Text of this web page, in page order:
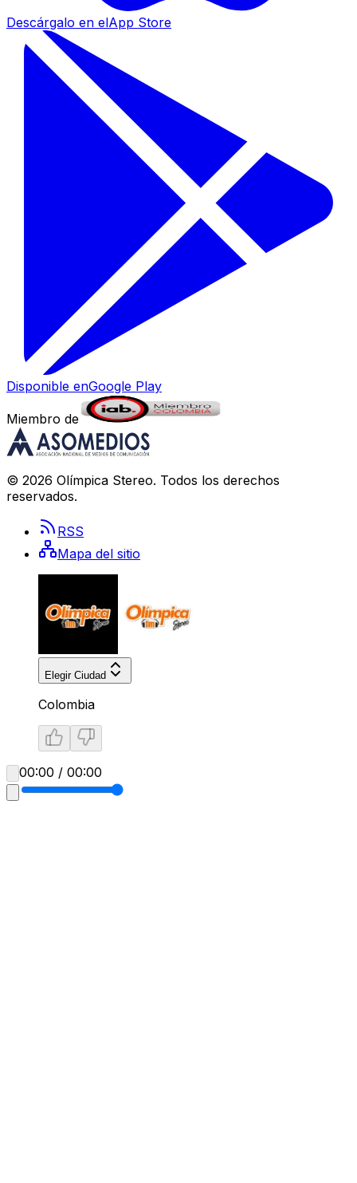
Descárgalo en elApp Store
Disponible enGoogle Play
Miembro de
© 2026 Olímpica Stereo. Todos los derechos
reservados.
RSS
Mapa del sitio
Elegir Ciudad
Colombia
00:00 / 00:00